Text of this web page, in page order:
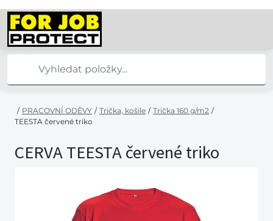
/ PRACOVNÍ ODĚVY / Trička, košile / Trička 160 g/m2 /
TEESTA červené triko
CERVA TEESTA červené triko